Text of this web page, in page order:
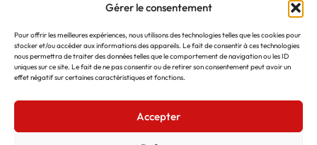
Gérer le consentement
Pour offrir les meilleures expériences, nous utilisons des technologies telles que les cookies pour
stocker et/ou accéder aux informations des appareils. Le fait de consentir à ces technologies
nous permettra de traiter des données telles que le comportement de navigation ou les ID
uniques sur ce site. Le fait de ne pas consentir ou de retirer son consentement peut avoir un
effet négatif sur certaines caractéristiques et fonctions.
Accepter
end
Ambition
by EDF
itw
by
Léa